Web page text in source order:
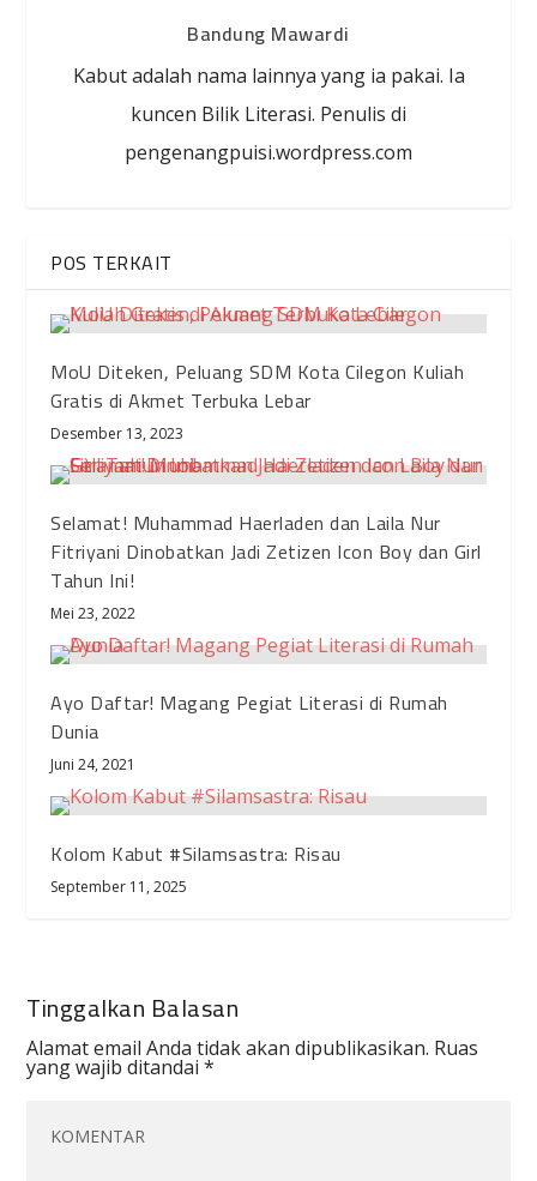
Bandung Mawardi
Kabut adalah nama lainnya yang ia pakai. Ia
kuncen Bilik Literasi. Penulis di
pengenangpuisi.wordpress.com
POS TERKAIT
MoU Diteken, Peluang SDM Kota Cilegon Kuliah
Gratis di Akmet Terbuka Lebar
Desember 13, 2023
Selamat! Muhammad Haerladen dan Laila Nur
Fitriyani Dinobatkan Jadi Zetizen Icon Boy dan Girl
Tahun Ini!
Mei 23, 2022
Ayo Daftar! Magang Pegiat Literasi di Rumah
Dunia
Juni 24, 2021
Kolom Kabut #Silamsastra: Risau
September 11, 2025
Tinggalkan Balasan
Alamat email Anda tidak akan dipublikasikan. Ruas
yang wajib ditandai*